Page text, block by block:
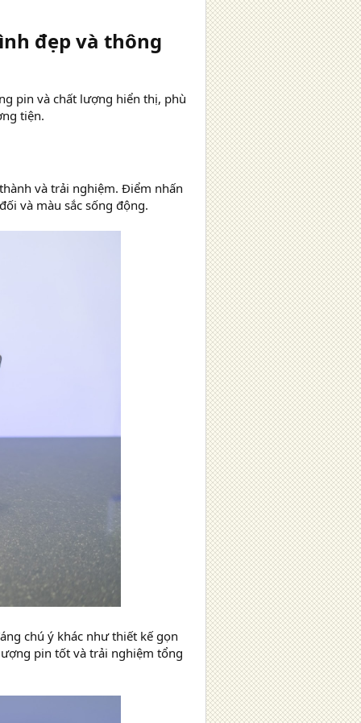
đẹp và thông
pin và chất lượng hiển thị, phù
tiện.
và trải nghiệm. Điểm nhấn
và màu sắc sống động.
chú ý khác như thiết kế gọn
pin tốt và trải nghiệm tổng